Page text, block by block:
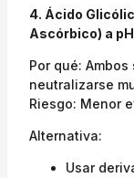
4. Ácido
Ascórbico) a
Por qué:
neutralizarse
Riesgo: Menor
Alternativa:
Usar